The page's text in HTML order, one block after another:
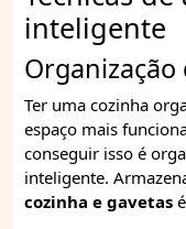
inteligente
Ter uma cozinha
espaço mais
conseguir isso é
inteligente.
cozinha e gavetas